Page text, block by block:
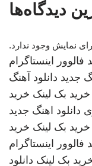
دیدگاه‌ها
نمایش وجود ندارد.
فالوور اینستاگرام
جدید دانلود آهنگ
خرید بک لینک خرید
دانلود اهنگ جدید
خرید بک لینک خرید
فالوور اینستاگرام
بک لینک دانلود